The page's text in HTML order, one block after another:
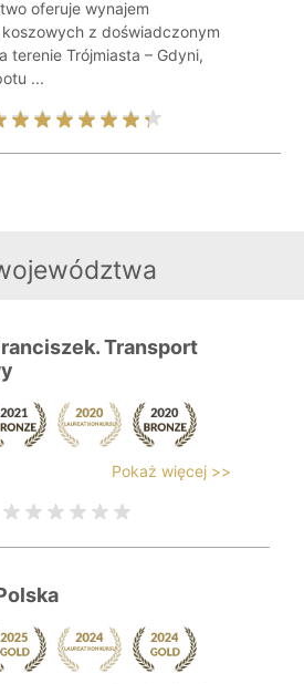
oferuje wynajem
z doświadczonym
terenie Trójmiasta – Gdyni,
...
Transport
Pokaż więcej >>